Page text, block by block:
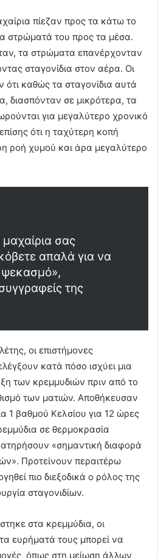
πίεζαν προς τα κάτω το
στρώματά του προς τα μέσα.
τα στρώματα επανέρχονταν
σταγονίδια στον αέρα. Οι
καθώς τα σταγονίδια αυτά
διασπόνταν σε μικρότερα, τα
για μεγαλύτερο χρονικό
ότι η ταχύτερη κοπή
ροή χυμού και άρα μεγαλύτερο
σας
απαλά για να
ψεκασμό»,
της
οι επιστήμονες
κατά πόσο ισχύει μια
των κρεμμυδιών πριν από το
των ματιών. Αποθήκευσαν
1 βαθμού Κελσίου για 12 ώρες
σε θερμοκρασία
«σημαντική διαφορά
Προτείνουν περαιτέρω
πιο διεξοδικά ο ρόλος της
σταγονιδίων.
στα κρεμμύδια, οι
ευρήματά τους μπορεί να
όπως στη μείωση άλλων